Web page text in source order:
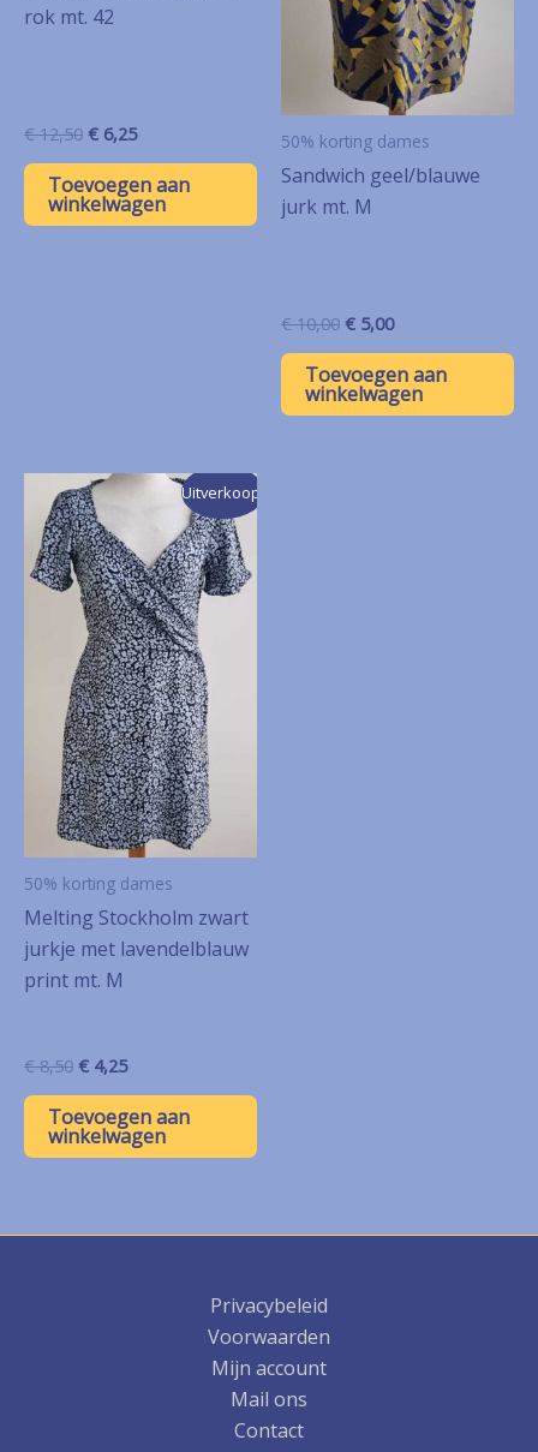
rok mt. 42
€12,50 Oorspronkelijke
was:
€ 12,50.
€ 6,25Huidige
is:
€ 6,25.
Toevoegen aan
winkelwagen
50% korting dames
Sandwich geel/blauwe
jurk mt. M
€10,00 Oorspronkelijke
was:
€ 10,00.
€ 5,00Huidige
is:
€ 5,00.
Toevoegen aan
winkelwagen
Uitverkoop!
50% korting dames
Melting Stockholm zwart
jurkje met lavendelblauw
print mt. M
€8,50 Oorspronkelijke
was:
€ 8,50.
€ 4,25Huidige
is:
€ 4,25.
Toevoegen aan
winkelwagen
Privacybeleid
Voorwaarden
Mijn account
Mail ons
Contact